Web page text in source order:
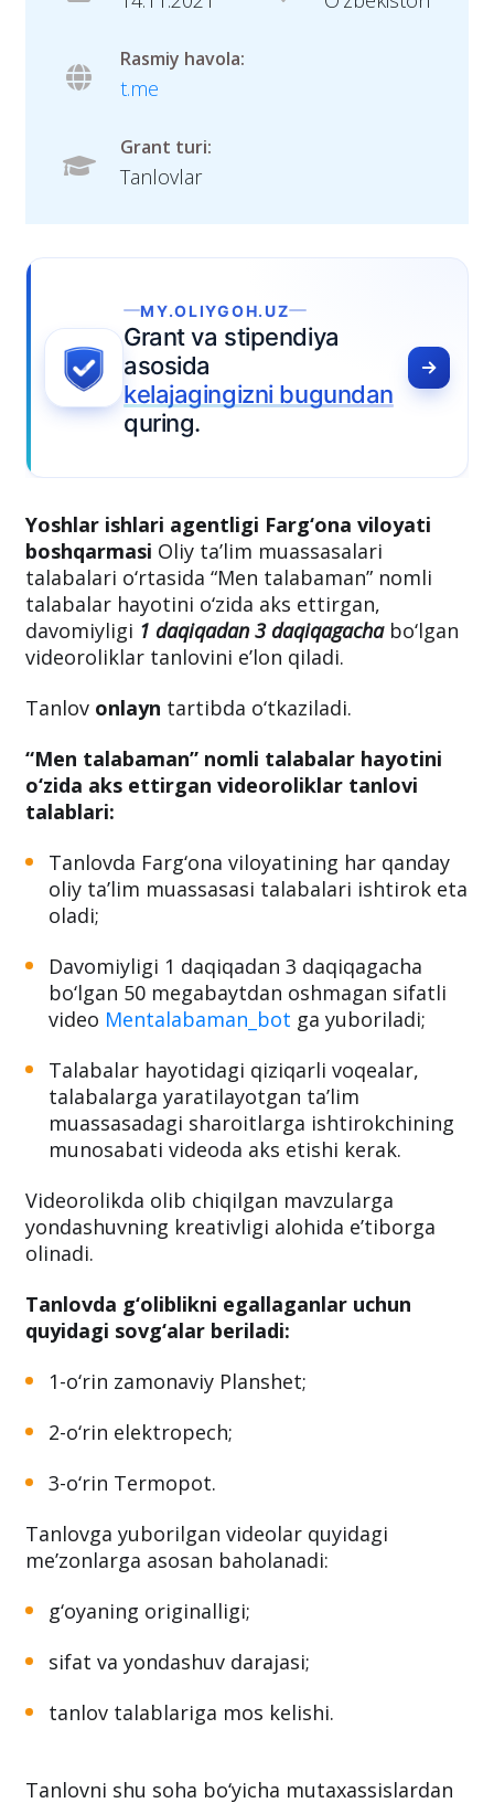
Rasmiy havola:
t.me
Grant turi:
Tanlovlar
Yoshlar ishlari agentligi Farg‘ona viloyati
boshqarmasiOliy ta’lim muassasalari
talabalari o‘rtasida “Men talabaman” nomli
davomiyligi1 daqiqadan 3 daqiqagacha
Tanlovonlayntartibda o‘tkaziladi.
o‘zida aks ettirgan videoroliklar tanlovi
talablari:
oliy ta’lim muassasasi talabalari ishtirok eta
oladi;
bo‘lgan 50 megabaytdan oshmagan sifatli
videoMentalabaman_botga yuboriladi;
Talabalar hayotidagi qiziqarli voqealar,
muassasadagi sharoitlarga ishtirokchining
munosabati videoda aks etishi kerak.
yondashuvning kreativligi alohida e’tiborga
olinadi.
Tanlovda g‘oliblikni egallaganlar uchun
3-o‘rin Termopot.
Tanlovga yuborilgan videolar quyidagi
tanlov talablariga mos kelishi.